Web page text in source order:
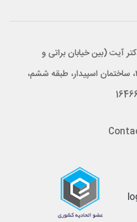
آیت (بین خیابان براتی و
خیابان قاسم زاده)، پلاک ۳۵۰، ساختمان اسپیدار، طبقه ششم،